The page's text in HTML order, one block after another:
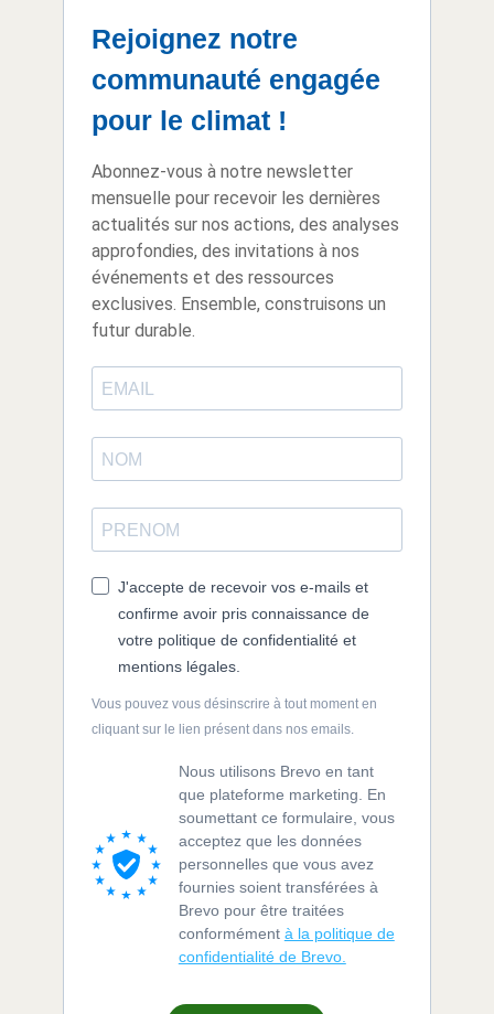
Rejoignez notre
communauté engagée
pour le climat !
Abonnez-vous à notre newsletter
mensuelle pour recevoir les dernières
actualités sur nos actions, des analyses
approfondies, des invitations à nos
événements et des ressources
exclusives. Ensemble, construisons un
futur durable.
J'accepte de recevoir vos e-mails et
confirme avoir pris connaissance de
votre politique de confidentialité et
mentions légales.
Vous pouvez vous désinscrire à tout moment en
cliquant sur le lien présent dans nos emails.
Nous utilisons Brevo en tant
que plateforme marketing. En
soumettant ce formulaire, vous
acceptez que les données
personnelles que vous avez
fournies soient transférées à
Brevo pour être traitées
conformément à la politique de
confidentialité de Brevo.